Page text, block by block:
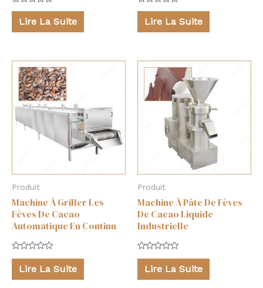
Note
sur
5
Lire La Suite
Note
sur
5
Lire La Suite
Produit
Machine À Griller Les
Fèves De Cacao
Automatique En Continu
Note
sur
5
Lire La Suite
Produit
Machine À Pâte De Fèves
De Cacao Liquide
Industrielle
Note
sur
5
Lire La Suite